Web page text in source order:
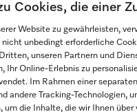
Cookies, die einer
Website zu gewährleisten,
unbedingt erforderliche
unseren Partnern und
Ihr Online-Erlebnis zu
Im Rahmen einer
andere Tracking-Technologien,
die Inhalte, die wir Ihnen